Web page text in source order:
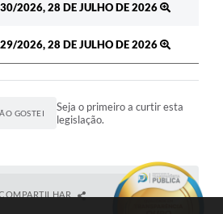
2026, 28 DE JULHO DE 2026
2026, 28 DE JULHO DE 2026
GOSTEI
Seja o primeiro a curtir esta
legislação.